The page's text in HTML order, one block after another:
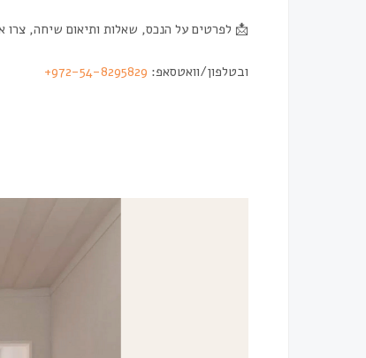
📩 לפרטים על הנכס, שאלות ותיאום שיחה, צרו
ובטלפון/וואטסאפ: 972-54-8295829+